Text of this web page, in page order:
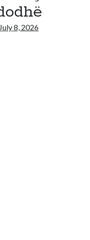
July 8, 2026